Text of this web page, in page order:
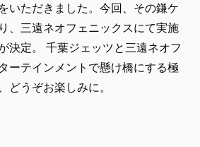
いただきました。今回、その鎌ケ
、三遠ネオフェニックスにて実施
決定。 千葉ジェッツと三遠ネオフ
ーテインメントで懸け橋にする極
どうぞお楽しみに。